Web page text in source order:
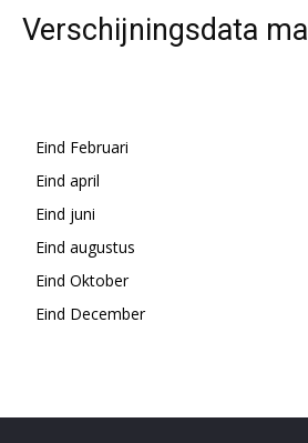
Verschijningsdata
Eind Februari
Eind april
Eind juni
Eind augustus
Eind Oktober
Eind December